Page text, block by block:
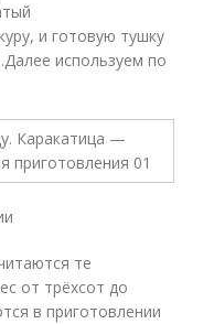
и готовую тушку
используем по
те
от трёхсот до
в приготовлении